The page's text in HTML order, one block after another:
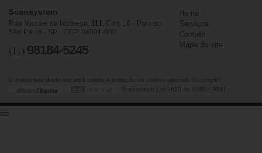
Scansystem
Rua Manoel da Nóbrega, 111, Conj 10 - Paraíso
São Paulo - SP - CEP: 04001-080
(11) 98184-5245
Home
Serviços
Contato
Mapa do site
O inteiro teor deste site está sujeito à proteção de direitos autorais. Copyright
Scansystem (Lei 9610 de 19/02/1998)